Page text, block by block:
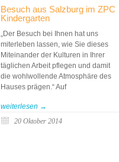
Besuch aus Salzburg im ZPC
Kindergarten
„Der Besuch bei Ihnen hat uns
miterleben lassen, wie Sie dieses
Miteinander der Kulturen in Ihrer
täglichen Arbeit pflegen und damit
die wohlwollende Atmosphäre des
Hauses prägen.“ Auf
weiterlesen →
20 Oktober 2014